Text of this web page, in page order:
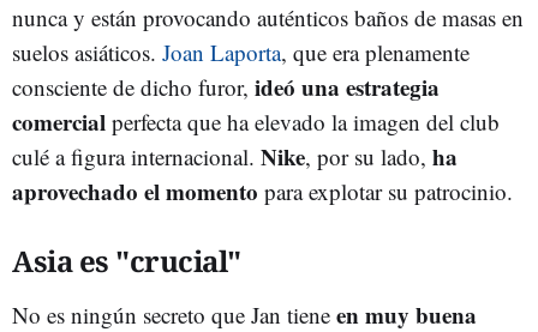
nunca y están provocando auténticos baños de masas en
suelos asiáticos. Joan Laporta, que era plenamente
consciente de dicho furor, ideó una estrategia
comercial perfecta que ha elevado la imagen del club
culé a figura internacional. Nike, por su lado, ha
aprovechado el momento para explotar su patrocinio.
Asia es "crucial"
No es ningún secreto que Jan tiene en muy buena